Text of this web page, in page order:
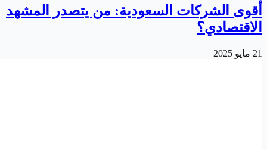
أقوى الشركات السعودية: من يتصدر المشهد
الاقتصادي؟
21 مايو 2025